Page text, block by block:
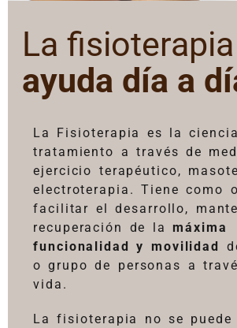
La fisioterapia
ayuda día a
La Fisioterapia es la
tratamiento a través de
ejercicio terapéutico,
electroterapia. Tiene como
facilitar el desarrollo,
recuperación de la máxima
funcionalidad y movilidad
o grupo de personas a
vida.
La fisioterapia no se